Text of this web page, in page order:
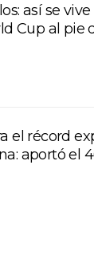
así se
Cup al pie
el récord
aportó el